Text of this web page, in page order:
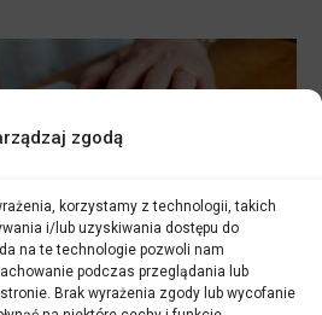
zgodą
korzystamy z technologii, takich
i/lub uzyskiwania dostępu do
na te technologie pozwoli nam
podczas przeglądania lub
Brak wyrażenia zgody lub wycofanie
translators
Mostowy ByMateusz Opaliński